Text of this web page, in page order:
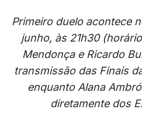
Primeiro duelo acontece
junho, às 21h30
Mendonça e Ricardo
transmissão das Finais
enquanto Alana
diretamente dos